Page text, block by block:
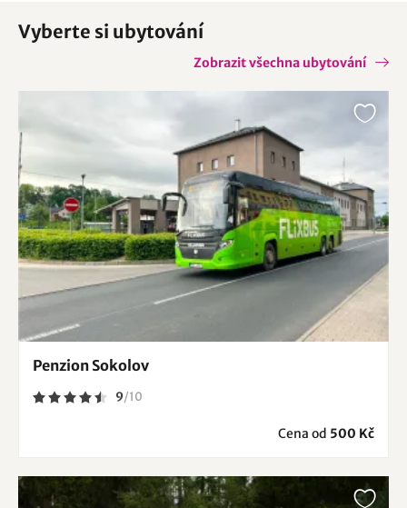
Vyberte si ubytování
Zobrazit všechna ubytování
Penzion Sokolov
9/10
Cena od 500 Kč